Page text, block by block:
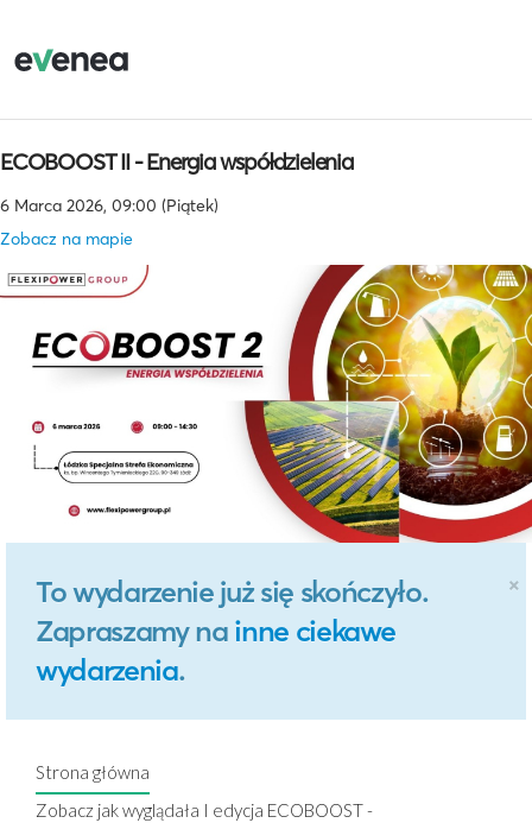
ECOBOOST II - Energia współdzielenia
6 Marca 2026, 09:00 (Piątek)
Zobacz na mapie
×
To wydarzenie już się skończyło.
Zapraszamy na inne ciekawe
wydarzenia.
Strona główna
Zobacz jak wyglądała I edycja ECOBOOST -